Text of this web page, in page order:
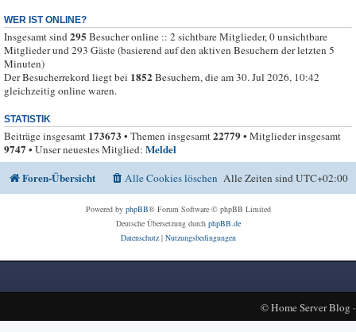
WER IST ONLINE?
Insgesamt sind295 Besucher online :: 2 sichtbare Mitglieder, 0 unsichtbare
Mitglieder und 293 Gäste (basierend auf den aktiven Besuchern der letzten 5
Minuten)
Der Besucherrekord liegt bei 1852Besuchern, die am 30. Jul 2026, 10:42
gleichzeitig online waren.
STATISTIK
Beiträge insgesamt 173673 • Themen insgesamt22779• Mitglieder insgesamt
9747• Unser neuestes Mitglied: Meldel
Foren-Übersicht
Alle Zeiten sindUTC+02:00
Alle Cookies löschen
Powered by phpBB® Forum Software © phpBB Limited
Deutsche Übersetzung durch phpBB.de
Datenschutz| Nutzungsbedingungen
©Home Server Blog